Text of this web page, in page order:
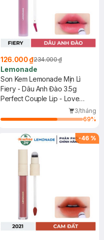
126.000 ₫234.000 ₫
Lemonade
Son Kem Lemonade Mịn Lì
Fiery - Dâu Anh Đào 3.5g
Perfect Couple Lip - Love
3/tháng
69%
-46 %